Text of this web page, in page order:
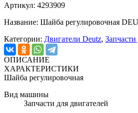
Артикул: 4293909
Название: Шайба регулировочная
Категории: Двигатели Deutz, Запчасти
ОПИСАНИЕ
ХАРАКТЕРИСТИКИ
Шайба регулировочная
Вид машины
Запчасти для двигателей